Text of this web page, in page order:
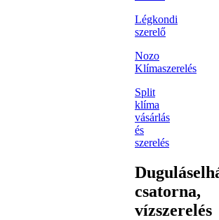
Légkondi
szerelő
Nozo
Klímaszerelés
Split
klíma
vásárlás
és
szerelés
csatorna,
vízszerelés